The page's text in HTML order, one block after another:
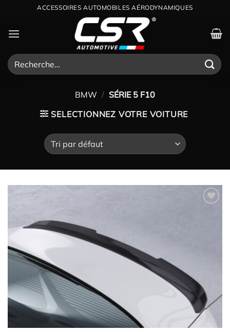
contenu
ACCESSOIRES AUTOMOBILES AÉRODYNAMIQUES
Recherche
pour :
BMW / SÉRIE 5 F10
SELECTIONNEZ VOTRE VOITURE